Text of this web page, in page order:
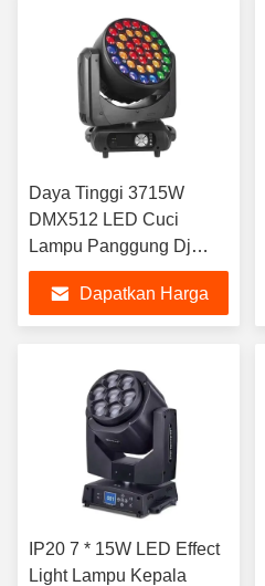
Daya Tinggi 3715W
DMX512 LED Cuci
Lampu Panggung Dj
Kepala Bergerak
Dapatkan Harga
IP20 7 * 15W LED Effect
Light Lampu Kepala